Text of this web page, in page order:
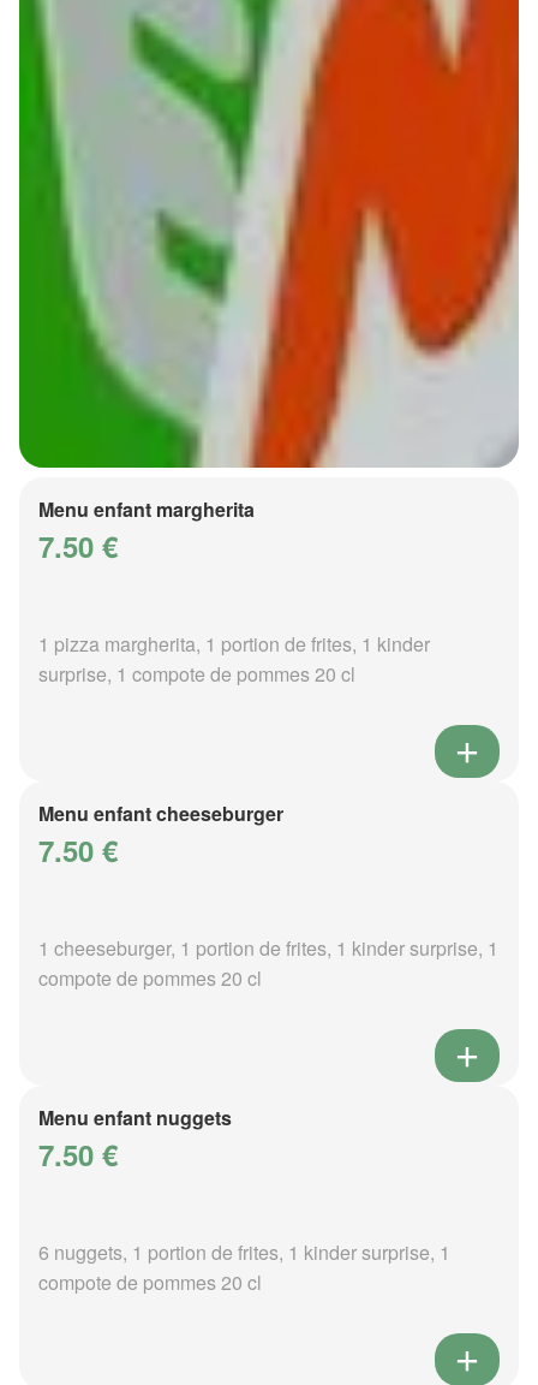
Menu enfant margherita
7.50 €
1 pizza margherita, 1 portion de frites, 1 kinder
surprise, 1 compote de pommes 20 cl
Menu enfant cheeseburger
7.50 €
1 cheeseburger, 1 portion de frites, 1 kinder surprise, 1
compote de pommes 20 cl
Menu enfant nuggets
7.50 €
6 nuggets, 1 portion de frites, 1 kinder surprise, 1
compote de pommes 20 cl